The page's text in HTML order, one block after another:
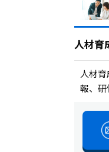
人材育
人材
報、研